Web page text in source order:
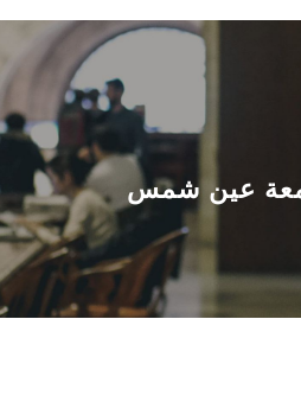
الرئيسيـة
عن الجامعة
القطاعـات
الشئون الأكاديمية
البحث العلمي
عين شمس